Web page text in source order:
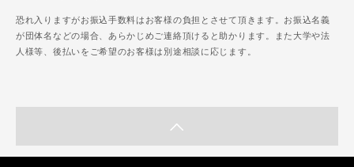
恐れ入りますがお振込手数料はお客様の負担とさせて頂きます。お振込名義
が団体名などの場合、あらかじめご連絡頂けると助かります。また大学や法
人様等、後払いをご希望のお客様は別途相談に応じます。